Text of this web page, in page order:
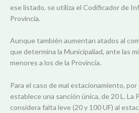
ese listado, se utiliza el Codificador de
Provincia.
Aunque también aumentan atados al
que determina la Municipaliad, ante las
menores a los de la Provincia.
Para el caso de mal estacionamiento,
establece una sanción única, de 20 L. La
considera falta leve (20 y 100 UF) al